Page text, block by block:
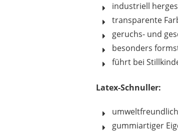
industriell
transparente
geruchs- und
besonders
führt bei
Latex-Schnuller:
gummiartiger